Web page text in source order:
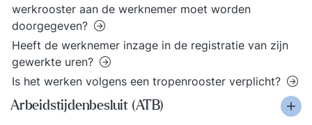
werkrooster aan de werknemer moet worden
doorgegeven?
Heeft de werknemer inzage in de registratie van zijn
gewerkte uren?
Is het werken volgens een tropenrooster verplicht?
Arbeidstijdenbesluit (ATB)